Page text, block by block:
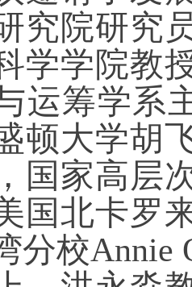
究院研究
学学院教
运筹学系
顿大学胡
国家高层
国北卡罗
分校Annie